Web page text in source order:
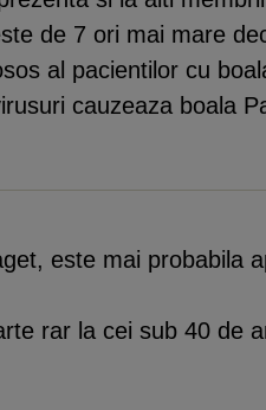
de 7 ori mai mare
al pacientilor cu
cauzeaza boala
este mai probabila
rar la cei sub 40 de